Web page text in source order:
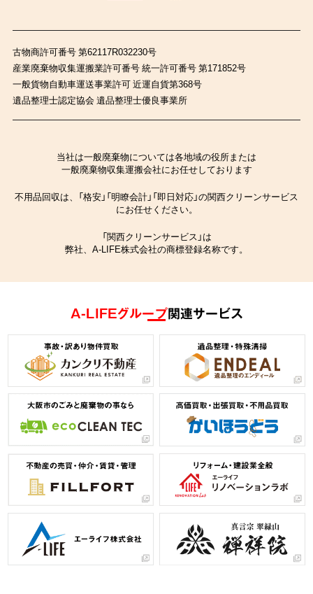
古物商許可番号 第62117R032230号
産業廃棄物収集運搬業許可番号 統一許可番号 第171852号
一般貨物自動車運送事業許可 近運自貨第368号
遺品整理士認定協会 遺品整理士優良事業所
当社は一般廃棄物については各地域の役所または
一般廃棄物収集運搬会社にお任せしております
不用品回収は、「格安」「明瞭会計」「即日対応」の関西クリーンサービス
にお任せください。
「関西クリーンサービス」は
弊社、A-LIFE株式会社の商標登録名称です。
A-LIFEグループ関連サービス